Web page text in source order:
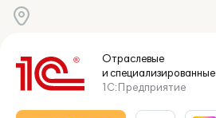
Отраслевые
и специализированные
1С:Предприятие